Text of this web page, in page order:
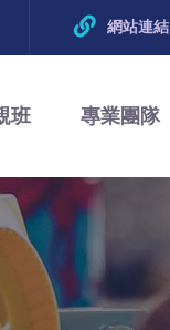
網站連結
班 專業團隊